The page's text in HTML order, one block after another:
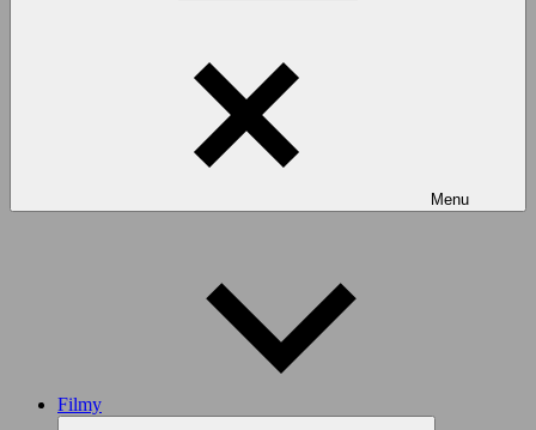
Menu
Filmy